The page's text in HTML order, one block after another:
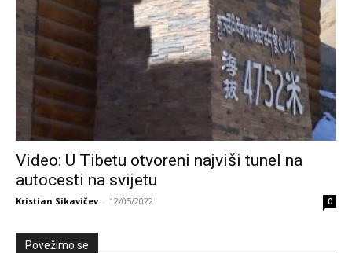
Video: U Tibetu otvoreni najviši tunel na
autocesti na svijetu
Kristian Sikavičev - 12/05/2022 0
Povežimo se